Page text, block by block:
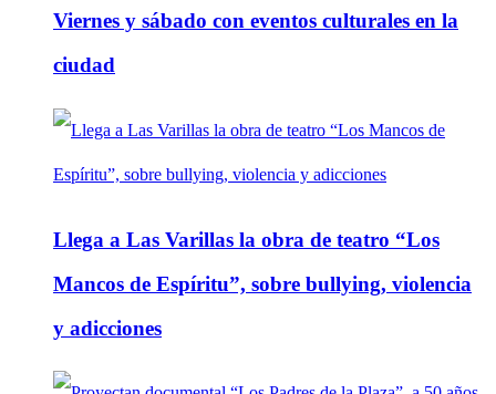
Viernes y sábado con eventos culturales en la
ciudad
Llega a Las Varillas la obra de teatro “Los
Mancos de Espíritu”, sobre bullying, violencia
y adicciones